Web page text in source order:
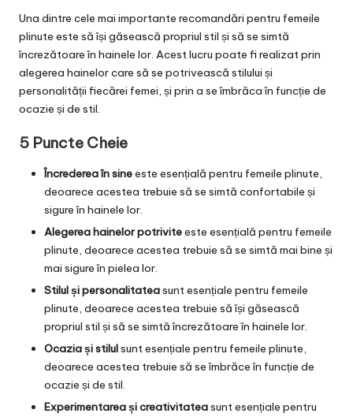
Una dintre cele mai importante recomandări pentru femeile
plinute este să își găsească propriul stil și să se simtă
încrezătoare în hainele lor. Acest lucru poate fi realizat prin
alegerea hainelor care să se potrivească stilului și
personalității fiecărei femei, și prin a se îmbrăca în funcție de
ocazie și de stil.
5 Puncte Cheie
Încrederea în sineeste esențială pentru femeile plinute,
deoarece acestea trebuie să se simtă confortabile și
sigure în hainele lor.
Alegerea hainelor potriviteeste esențială pentru femeile
plinute, deoarece acestea trebuie să se simtă mai bine și
mai sigure în pielea lor.
Stilul și personalitateasunt esențiale pentru femeile
plinute, deoarece acestea trebuie să își găsească
propriul stil și să se simtă încrezătoare în hainele lor.
Ocazia și stilulsunt esențiale pentru femeile plinute,
deoarece acestea trebuie să se îmbrăce în funcție de
ocazie și de stil.
Experimentarea și creativitateasunt esențiale pentru